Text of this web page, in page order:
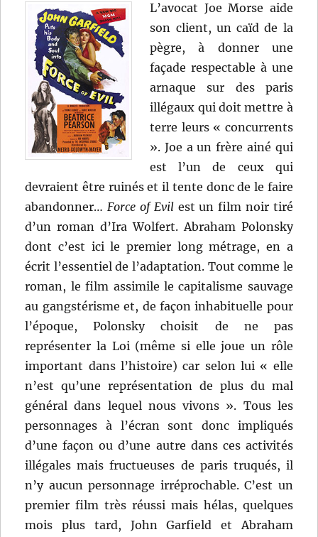
L’avocat Joe Morse aide
son client, un caïd de la
pègre, à donner une
façade respectable à une
arnaque sur des paris
illégaux qui doit mettre à
terre leurs « concurrents
». Joe a un frère ainé qui
est l’un de ceux qui
devraient être ruinés et il tente donc de le faire
abandonner…Force of Evilest un film noir tiré
d’un roman d’Ira Wolfert. Abraham Polonsky
dont c’est ici le premier long métrage, en a
écrit l’essentiel de l’adaptation. Tout comme le
roman, le film assimile le capitalisme sauvage
au gangstérisme et, de façon inhabituelle pour
l’époque, Polonsky choisit de ne pas
représenter la Loi (même si elle joue un rôle
important dans l’histoire) car selon lui « elle
n’est qu’une représentation de plus du mal
général dans lequel nous vivons ». Tous les
personnages à l’écran sont donc impliqués
d’une façon ou d’une autre dans ces activités
illégales mais fructueuses de paris truqués, il
n’y aucun personnage irréprochable. C’est un
premier film très réussi mais hélas, quelques
mois plus tard, John Garfield et Abraham